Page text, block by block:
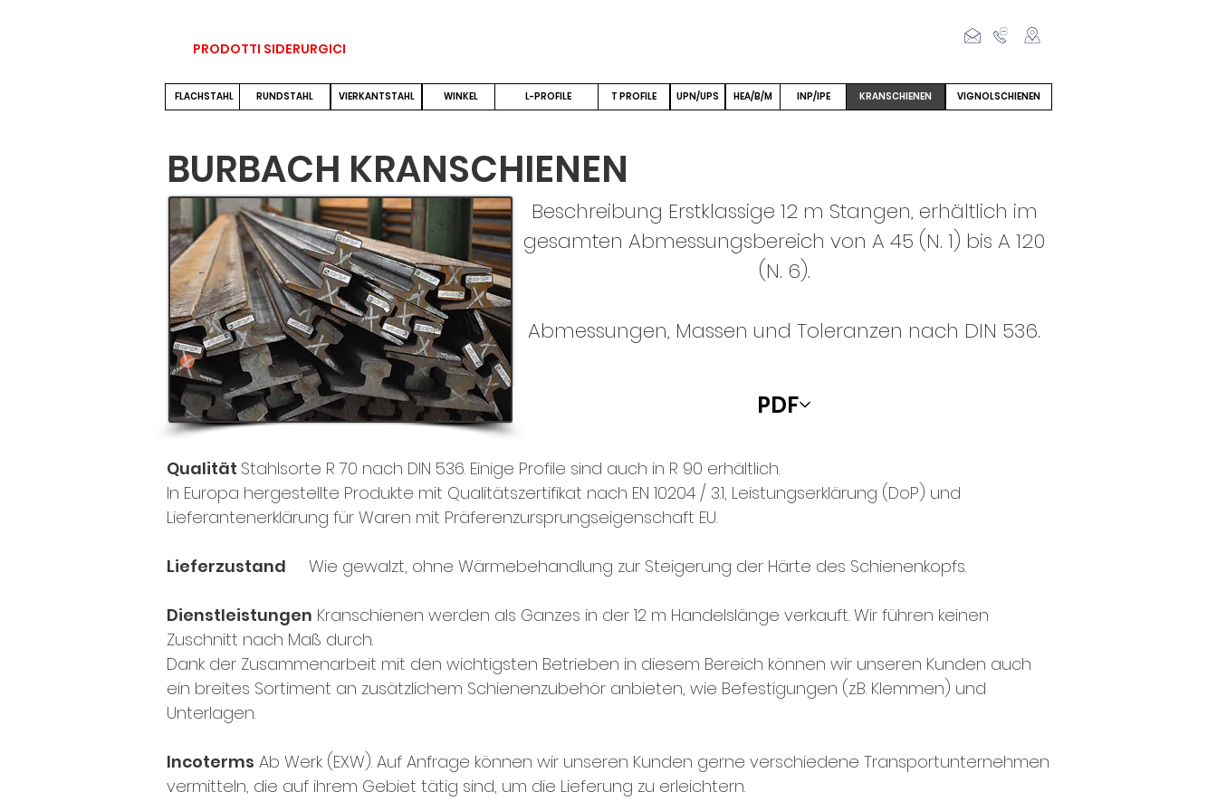
PRODOTTI SIDERURGICI
FLACHSTAHL RUNDSTAHL VIERKANTSTAHL WINKEL L-PROFILE T PROFILE UPN/UPS HEA/B/M INP/IPE KRANSCHIENEN VIGNOLSCHIENEN
BURBACH KRANSCHIENEN
Beschreibung Erstklassige 12 m Stangen, erhältlich im
gesamten Abmessungsbereich von A 45 (N. 1) bis A 120
(N. 6).
Abmessungen, Massen und Toleranzen nach DIN 536.
PDF
Qualität Stahlsorte R 70 nach DIN 536. Einige Profile sind auch in R 90 erhältlich.
In Europa hergestellte Produkte mit Qualitätszertifikat nach EN 10204 / 3.1, Leistungserklärung (DoP) und
Lieferantenerklärung für Waren mit Präferenzursprungseigenschaft EU.
Lieferzustand Wie gewalzt, ohne Wärmebehandlung zur Steigerung der Härte des Schienenkopfs.
Dienstleistungen Kranschienen werden als Ganzes in der 12 m Handelslänge verkauft. Wir führen keinen
Zuschnitt nach Maß durch.
Dank der Zusammenarbeit mit den wichtigsten Betrieben in diesem Bereich können wir unseren Kunden auch
ein breites Sortiment an zusätzlichem Schienenzubehör anbieten, wie Befestigungen (z.B. Klemmen) und
Unterlagen.
Incoterms Ab Werk (EXW). Auf Anfrage können wir unseren Kunden gerne verschiedene Transportunternehmen
vermitteln, die auf ihrem Gebiet tätig sind, um die Lieferung zu erleichtern.